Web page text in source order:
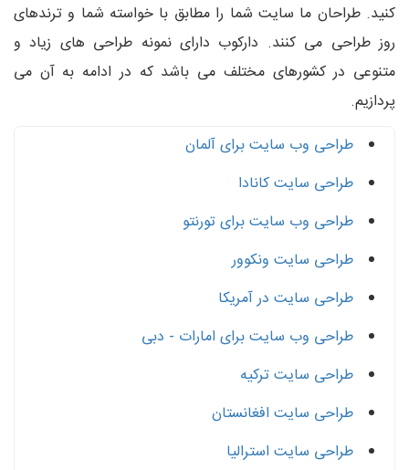
کنید. طراحان ما سایت شما را مطابق با خواسته شما و ترندهای
روز طراحی می کنند. دارکوب دارای نمونه طراحی های زیاد و
متنوعی در کشورهای مختلف می باشد که در ادامه به آن می
پردازیم.
طراحی وب سایت برای آلمان
طراحی سایت کانادا
طراحی وب سایت برای تورنتو
طراحی سایت ونکوور
طراحی سایت در آمریکا
طراحی وب سایت برای امارات - دبی
طراحی سایت ترکیه
طراحی سایت افغانستان
طراحی سایت استرالیا